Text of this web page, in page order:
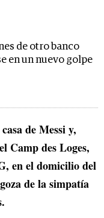
de otro banco
en un nuevo golpe
de Messi y,
Camp des Loges,
en el domicilio del
de la simpatía